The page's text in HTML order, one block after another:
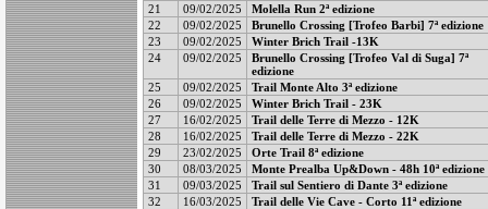
21
09/02/2025
Molella Run 2ª edizione
22
09/02/2025
Brunello Crossing [Trofeo Barbi] 7ª edizione
23
09/02/2025
Winter Brich Trail -13K
24
09/02/2025
Brunello Crossing [Trofeo Val di Suga] 7ª
edizione
25
09/02/2025
Trail Monte Alto 3ª edizione
26
09/02/2025
Winter Brich Trail - 23K
27
16/02/2025
Trail delle Terre di Mezzo - 12K
28
16/02/2025
Trail delle Terre di Mezzo - 22K
29
23/02/2025
Orte Trail 8ª edizione
30
08/03/2025
Monte Prealba Up&Down - 48h 10ª edizione
31
09/03/2025
Trail sul Sentiero di Dante 3ª edizione
32
16/03/2025
Trail delle Vie Cave - Corto 11ª edizione